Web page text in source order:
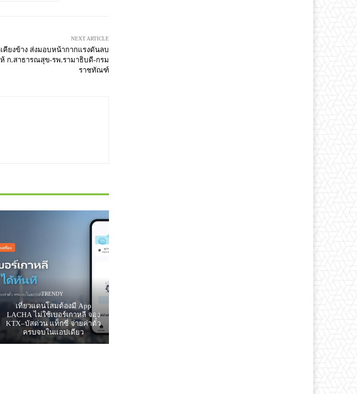
NEXT ARTICLE
คียงข้าง ส่งมอบหน้ากากแรงดันลบ
ก.สาธารณสุข-รพ.รามาธิบดี-กรม
ราชทัณฑ์
TRENDY
เที่ยวแดนโสมต้องมี App
LACHA ไม่ใช้เบอร์เกาหลี จอง
KTX–บัสด่วน แท็กซี่ จ่ายค่าตั๋ว
ครบจบในแอปเดียว